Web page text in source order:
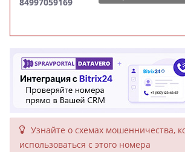
Узнайте о схемах мошенни­чества,
исполь­зоваться с этого номера